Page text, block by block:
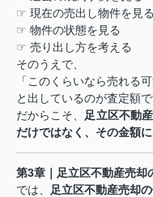
☞ 現在の売出し物件を見る
☞ 物件の状態を見る
☞ 売り出し方を考える
そのうえで、
「このくらいなら売れる
と出しているのが査定額で
だからこそ、 足立区不動
だけではなく、その金額
第3章｜足立区不動産売却
では、
足立区不動産売却